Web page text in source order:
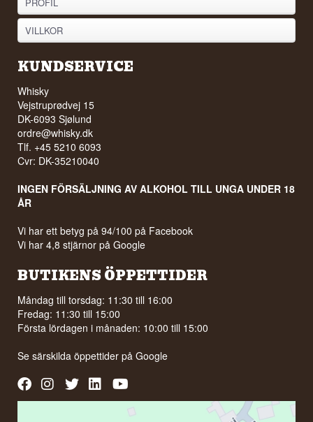
PROFIL
VILLKOR
KUNDSERVICE
Whisky
Vejstruprødvej 15
DK-6093 Sjølund
ordre@whisky.dk
Tlf. +45 5210 6093
Cvr: DK-35210040
INGEN FÖRSÄLJNING AV ALKOHOL TILL UNGA UNDER 18
ÅR
Vi har ett betyg på 94/100 på Facebook
Vi har 4,8 stjärnor på Google
BUTIKENS ÖPPETTIDER
Måndag till torsdag: 11:30 till 16:00
Fredag: 11:30 till 15:00
Första lördagen i månaden: 10:00 till 15:00
Se särskilda öppettider påGoogle